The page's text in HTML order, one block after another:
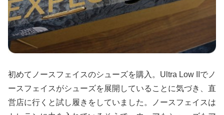
初めてノースフェイスのシューズを購入。Ultra Low IIでノ
ースフェイスがシューズを展開していることに気づき、直
営店に行くと試し履きをしていました。ノースフェイスは